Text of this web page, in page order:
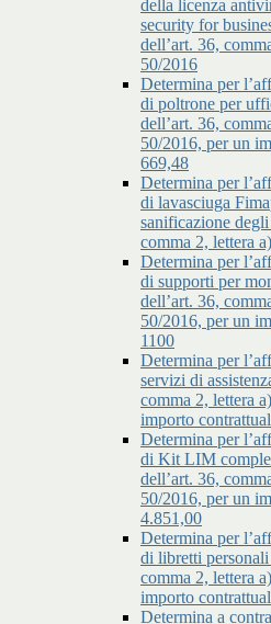
della licenza
security for
dell’art. 36,
50/2016
Determina per
di poltrone per
dell’art. 36,
50/2016, per un
669,48
Determina per
di lavasciuga
sanificazione
comma 2, lettera
Determina per
di supporti per
dell’art. 36,
50/2016, per un
1100
Determina per
servizi di
comma 2, lettera
importo
Determina per
di Kit LIM
dell’art. 36,
50/2016, per un
4.851,00
Determina per
di libretti personali
comma 2, lettera
importo
Determina a